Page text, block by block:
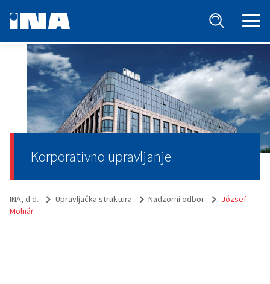
Korporativno upravljanje
INA, d.d. Upravljačka struktura Nadzorni odbor
József
Molnár